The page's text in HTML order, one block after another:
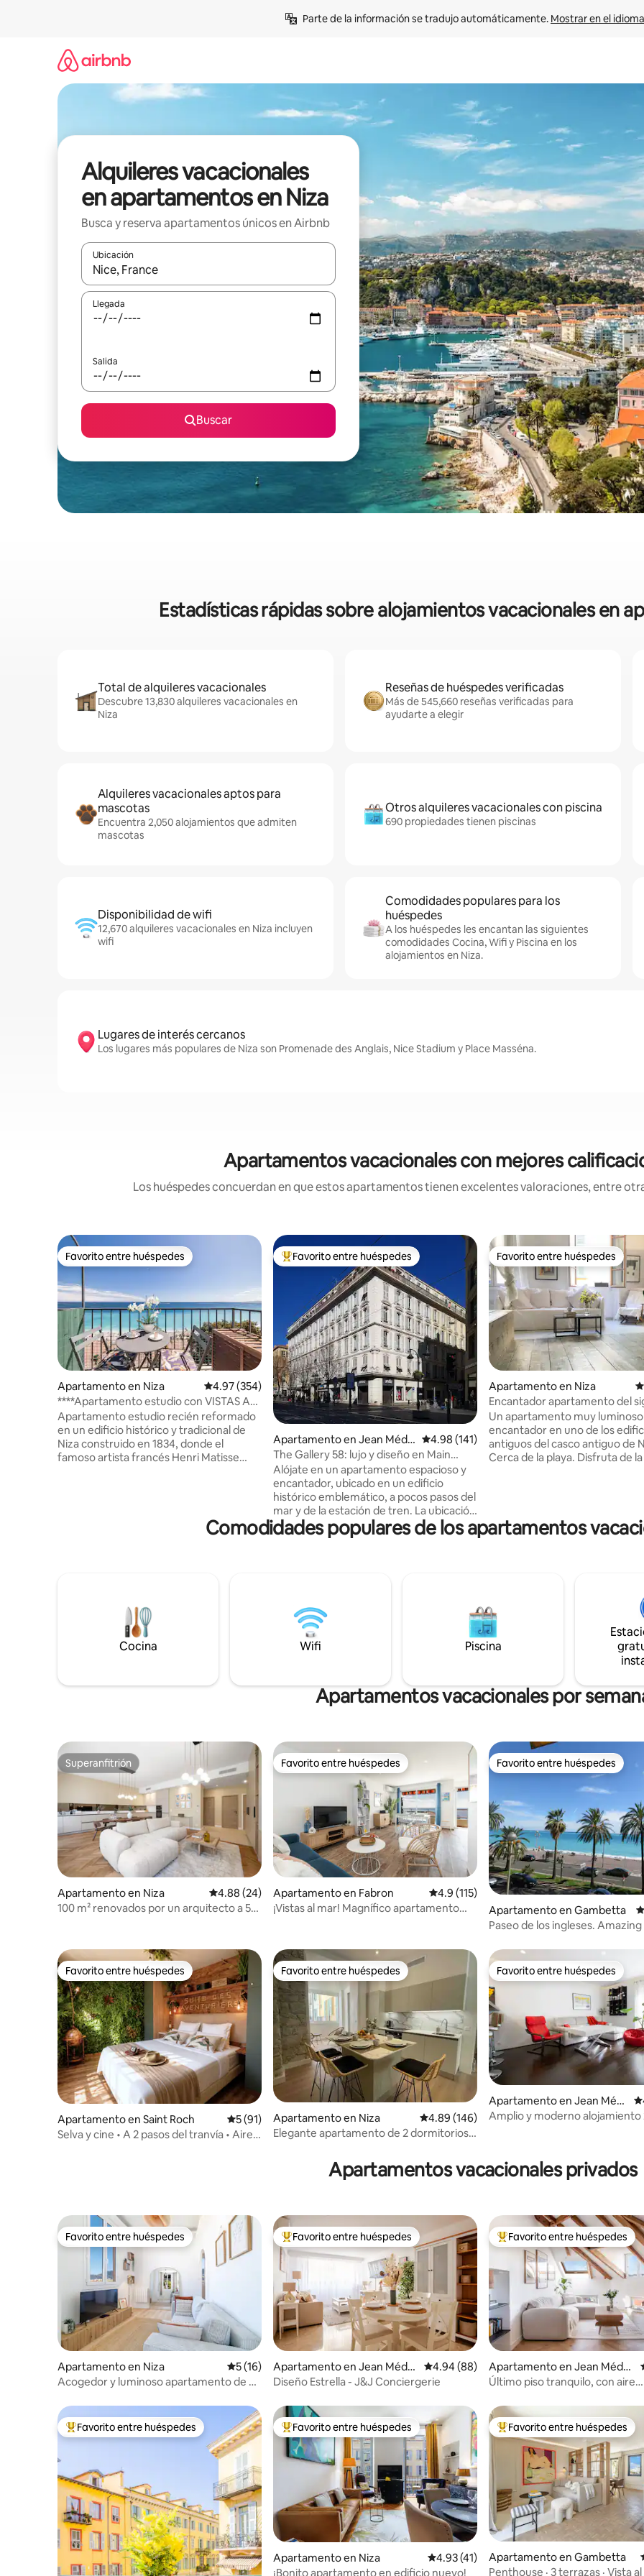
Parte de la información se tradujo automáticamente. Mostrar en el
Alquileres vacacionales
en apartamentos en Niza
Busca y reserva apartamentos únicos en Airbnb
Ubicación
Cuando los resultados estén disponibles, navega con las teclas de flecha hacia arriba y hacia abajo o explora con el
Llegada
Salida
Buscar
Estadísticas rápidas sobre alojamientos vacacionales en
Total de alquileres vacacionales
Descubre 13,830 alquileres vacacionales en
Niza
Reseñas de huéspedes verificadas
Más de 545,660 reseñas verificadas para
ayudarte a elegir
Alquileres vacacionales aptos para
mascotas
Encuentra 2,050 alojamientos que admiten
mascotas
Otros alquileres vacacionales con piscina
690 propiedades tienen piscinas
Disponibilidad de wifi
12,670 alquileres vacacionales en Niza incluyen
wifi
Comodidades populares para los
huéspedes
A los huéspedes les encantan las siguientes
comodidades Cocina, Wifi y Piscina en los
alojamientos en Niza.
Lugares de interés cercanos
Los lugares más populares de Niza son Promenade des Anglais, Nice Stadium y Place Masséna.
Apartamentos vacacionales con mejores
Los huéspedes concuerdan en que estos apartamentos tienen excelentes valoraciones, entre
Favorito entre huéspedes
Favorito entre huéspedes
Apartamento en Niza Calificación promedio: 4.97 de 5, 354 reseñas
4.97 (354)
****Apartamento estudio con VISTAS AL
MAR y BALCÓN****
Apartamento estudio recién reformado
en un edificio histórico y tradicional de
Niza construido en 1834, donde el
famoso artista francés Henri Matisse
esquina. A solo unos minutos a pie del
corazón de la ciudad, el casco antiguo
Habitación de 32 m2 (344 pies
Favorito entre huéspedes preferido
Favorito entre huéspedes
Apartamento en Jean Méde
cin
Calificación promedio: 4.98 de 5, 141 reseñas
4.98 (141)
The Gallery 58: lujo y diseño en Main
Avenue
Alójate en un apartamento espacioso y
encantador, ubicado en un edificio
histórico emblemático, a pocos pasos del
mar y de la estación de tren. La ubicación
perfecta para explorar Niza a pie, entre
playas, el centro de la ciudad y el relajado
departamento totalmente equipado
ofrece todo lo que necesitas para una
estadía cómoda y sin preocupaciones.
Todo está en su lugar para que tu estadía
Favorito entre huéspedes
Favorito entre huéspedes
Apartamento en Niza
Encantador apartamento del
en el casco antiguo.
Un apartamento muy
encantador en uno de los
antiguos del casco antiguo de
Cerca de la playa. Disfruta de
cuadrados. Como es uno de
más antiguos de Niza, no hay
¡Que lo disfrutes!
Comodidades populares de los apartamentos
Cocina Wifi Piscina
Apartamentos vacacionales por
Superanfitrión
Superanfitrión
Apartamento en Niza Calificación promedio: 4.88 de 5, 24 reseñas
4.88 (24)
100 m² renovados por un arquitecto a 5
Favorito entre huéspedes
Favorito entre huéspedes
Apartamento en Fabron Calificación promedio: 4.9 de 5, 115 reseñas
4.9 (115)
¡Vistas al mar! Magnífico apartamento
Favorito entre huéspedes
Favorito entre huéspedes
Apartamento en Gambetta
Paseo de los ingleses. Amazing
Favorito entre huéspedes
Favorito entre huéspedes
Apartamento en Saint Roch Calificación promedio: 5 de 5, 91 reseñas
5 (91)
Selva y cine • A 2 pasos del tranvía • Aire
Favorito entre huéspedes
Favorito entre huéspedes
Apartamento en Niza Calificación promedio: 4.89 de 5, 146 reseñas
4.89 (146)
Elegante apartamento de 2 dormitorios
Favorito entre huéspedes
Favorito entre huéspedes
Apartamento en Jean Méd
ecin
Amplio y moderno alojamiento
Apartamentos vacacionales privados
Favorito entre huéspedes
Favorito entre huéspedes
Apartamento en Niza Calificación promedio: 5 de 5, 16 reseñas
5 (16)
Acogedor y luminoso apartamento de 2
Favorito entre huéspedes preferido
Favorito entre huéspedes
Apartamento en Jean Méde
cin
Calificación promedio: 4.94 de 5, 88 reseñas
4.94 (88)
Diseño Estrella - J&J Conciergerie
Favorito entre huéspedes
Favorito entre huéspedes
Apartamento en Jean Méde
cin
Último piso tranquilo, con aire
Favorito entre huéspedes preferido
Favorito entre huéspedes Favorito entre huéspedes preferido
Favorito entre huéspedes
Apartamento en Niza Calificación promedio: 4.93 de 5, 41 reseñas
4.93 (41)
¡Bonito apartamento en edificio nuevo!
Favorito entre huéspedes
Favorito entre huéspedes
Apartamento en Gambetta
Penthouse · 3 terrazas · Vista al